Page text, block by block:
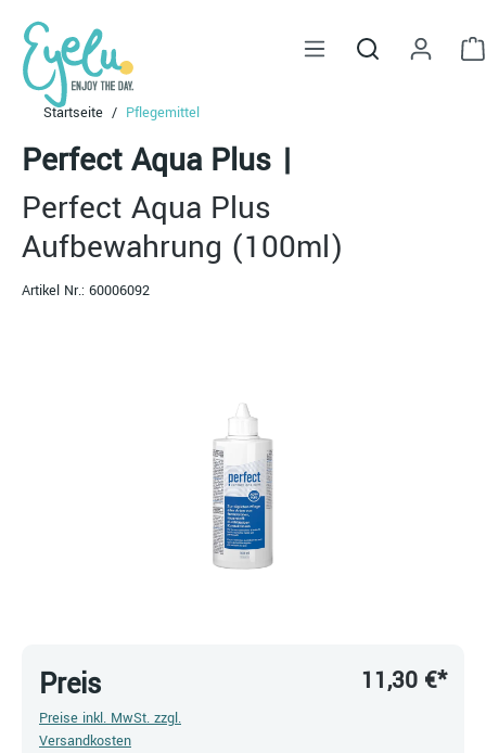
springen
Startseite Pflegemittel
Perfect Aqua Plus |
Perfect Aqua Plus
Aufbewahrung (100ml)
Artikel Nr.: 60006092
Preis
Preise inkl. MwSt. zzgl.
Versandkosten
11,30 €*